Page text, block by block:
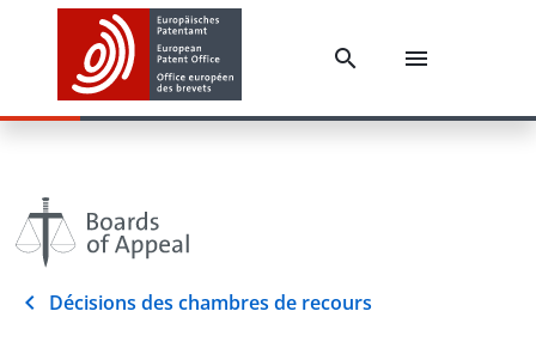
Décisions des chambres de recours